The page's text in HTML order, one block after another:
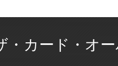
・カード・オ